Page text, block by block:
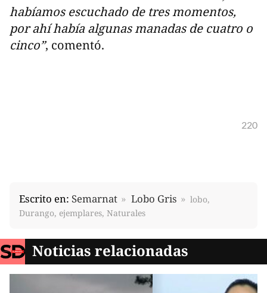
habíamos escuchado de tres momentos,
por ahí había algunas manadas de cuatro o
cinco”, comentó.
220
Escrito en: Semarnat Lobo Gris
lobo,
Durango, ejemplares, Naturales
Noticias relacionadas